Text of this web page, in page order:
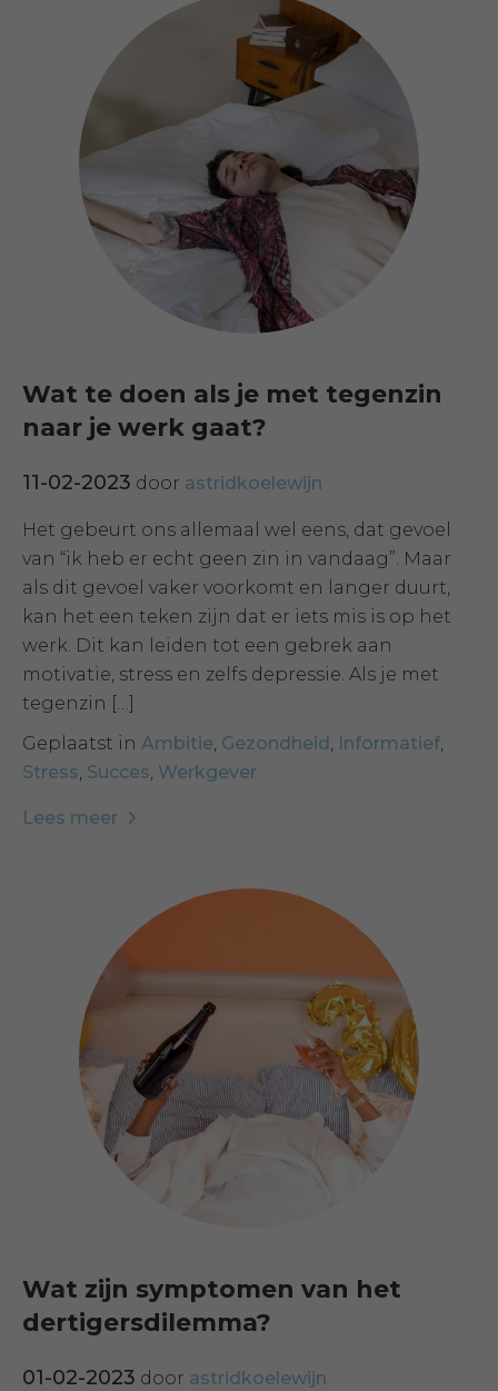
Wat te doen als je met tegenzin
naar je werk gaat?
11-02-2023 door astridkoelewijn
Het gebeurt ons allemaal wel eens, dat gevoel
van “ik heb er echt geen zin in vandaag”. Maar
als dit gevoel vaker voorkomt en langer duurt,
kan het een teken zijn dat er iets mis is op het
werk. Dit kan leiden tot een gebrek aan
motivatie, stress en zelfs depressie. Als je met
tegenzin […]
Geplaatst in Ambitie, Gezondheid, Informatief,
Stress, Succes, Werkgever
Lees meer
Wat zijn symptomen van het
dertigersdilemma?
01-02-2023 door astridkoelewijn